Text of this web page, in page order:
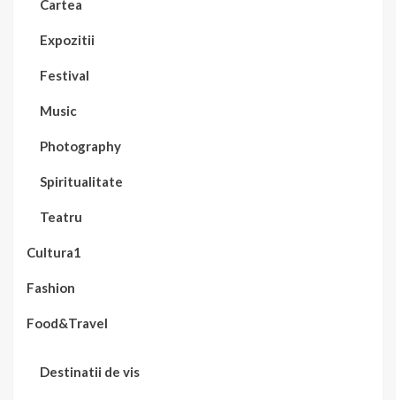
Cartea
Expozitii
Festival
Music
Photography
Spiritualitate
Teatru
Cultura1
Fashion
Food&Travel
Destinatii de vis